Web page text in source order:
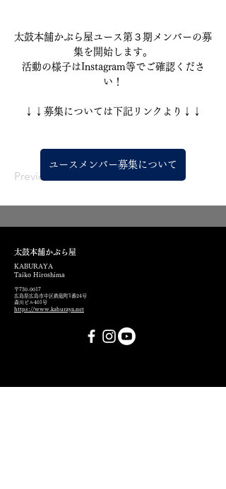
Previous
太鼓本舗かぶら屋ユース第３期メンバーの募
集を開始します。
活動の様子はInstagram等でご確認くださ
い！
↓↓募集については下記リンクより↓↓
ユースメンバー募集について
太鼓本舗かぶら屋
KABURAYA
Taiko Hiroshima
〒730-0017
広島県広島市中区鉄砲町1番24号
​森川ビル401号
https://www.kaburaya.net